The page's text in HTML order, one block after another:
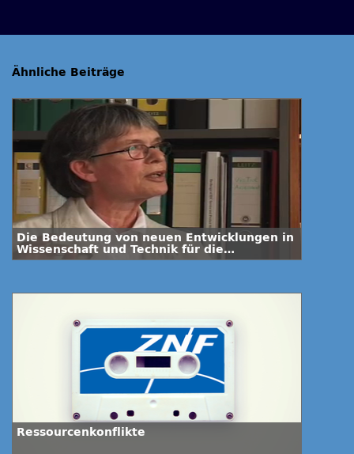
Ähnliche Beiträge
Die Bedeutung von neuen Entwicklungen in
Wissenschaft und Technik für die
Biowaffenkontrolle-Interview mit Dr.
Ressourcenkonflikte